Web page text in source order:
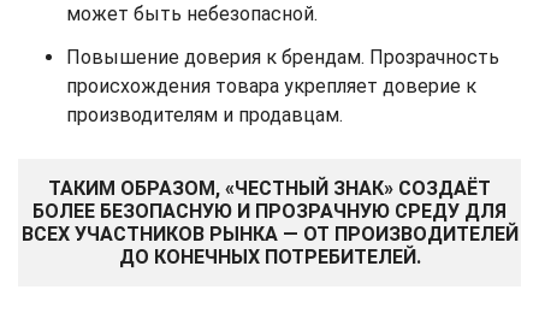
может быть небезопасной.
Повышение доверия к брендам. Прозрачность
происхождения товара укрепляет доверие к
производителям и продавцам.
ТАКИМ ОБРАЗОМ, «ЧЕСТНЫЙ ЗНАК» СОЗДАЁТ
БОЛЕЕ БЕЗОПАСНУЮ И ПРОЗРАЧНУЮ СРЕДУ ДЛЯ
ВСЕХ УЧАСТНИКОВ РЫНКА — ОТ ПРОИЗВОДИТЕЛЕЙ
ДО КОНЕЧНЫХ ПОТРЕБИТЕЛЕЙ.